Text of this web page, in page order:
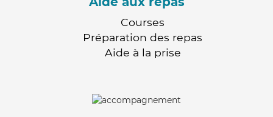
Courses
Préparation des repas
Aide à la prise